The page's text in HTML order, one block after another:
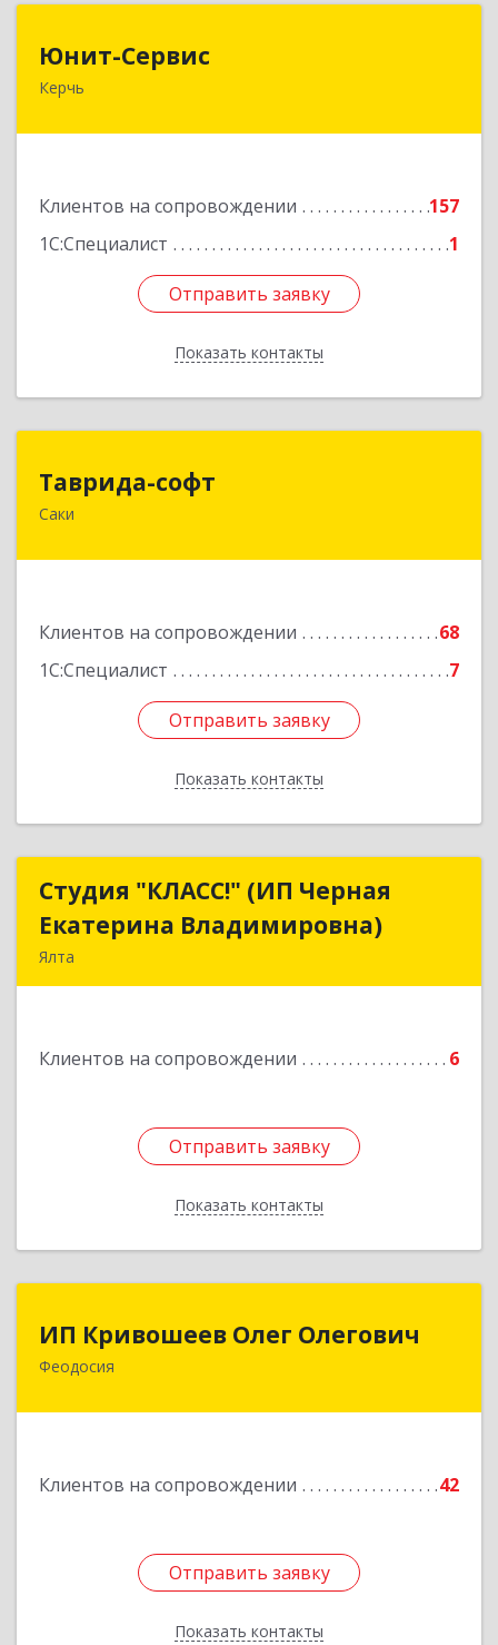
Юнит-Сервис
Керчь
Клиентов на сопровождении
157
1С:Специалист
1
Отправить заявку
Показать контакты
298300, Крым Респ, Керчь г, Кооперативный
Отправить заявку
Назад
Таврида-софт
Саки
Клиентов на сопровождении
68
1С:Специалист
7
Отправить заявку
Показать контакты
Подробнее
Отправить заявку
Назад
Студия "КЛАСС!" (ИП Черная
Екатерина Владимировна)
Ялта
Клиентов на сопровождении 6
Отправить заявку
Показать контакты
Студия "КЛАСС!" (ИП Черная
Екатерина Владимировна)
Отправить заявку
Назад
ИП Кривошеев Олег Олегович
Феодосия
Клиентов на сопровождении 42
Отправить заявку
Показать контакты
Отправить заявку
Назад